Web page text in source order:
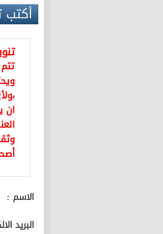
أكتب
ان
الاسم :
البريد